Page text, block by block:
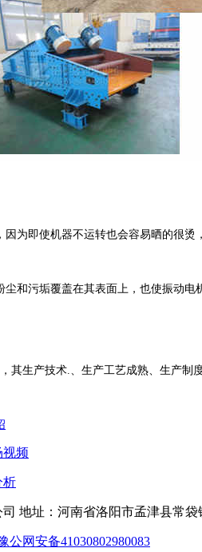
为即使机器不运转也会容易晒的很烫
和污垢覆盖在其表面上，也使振动电
其生产技术.、生产工艺成熟、生产
频
析
地址：河南省洛阳市孟津县常袋
公网安备41030802980083